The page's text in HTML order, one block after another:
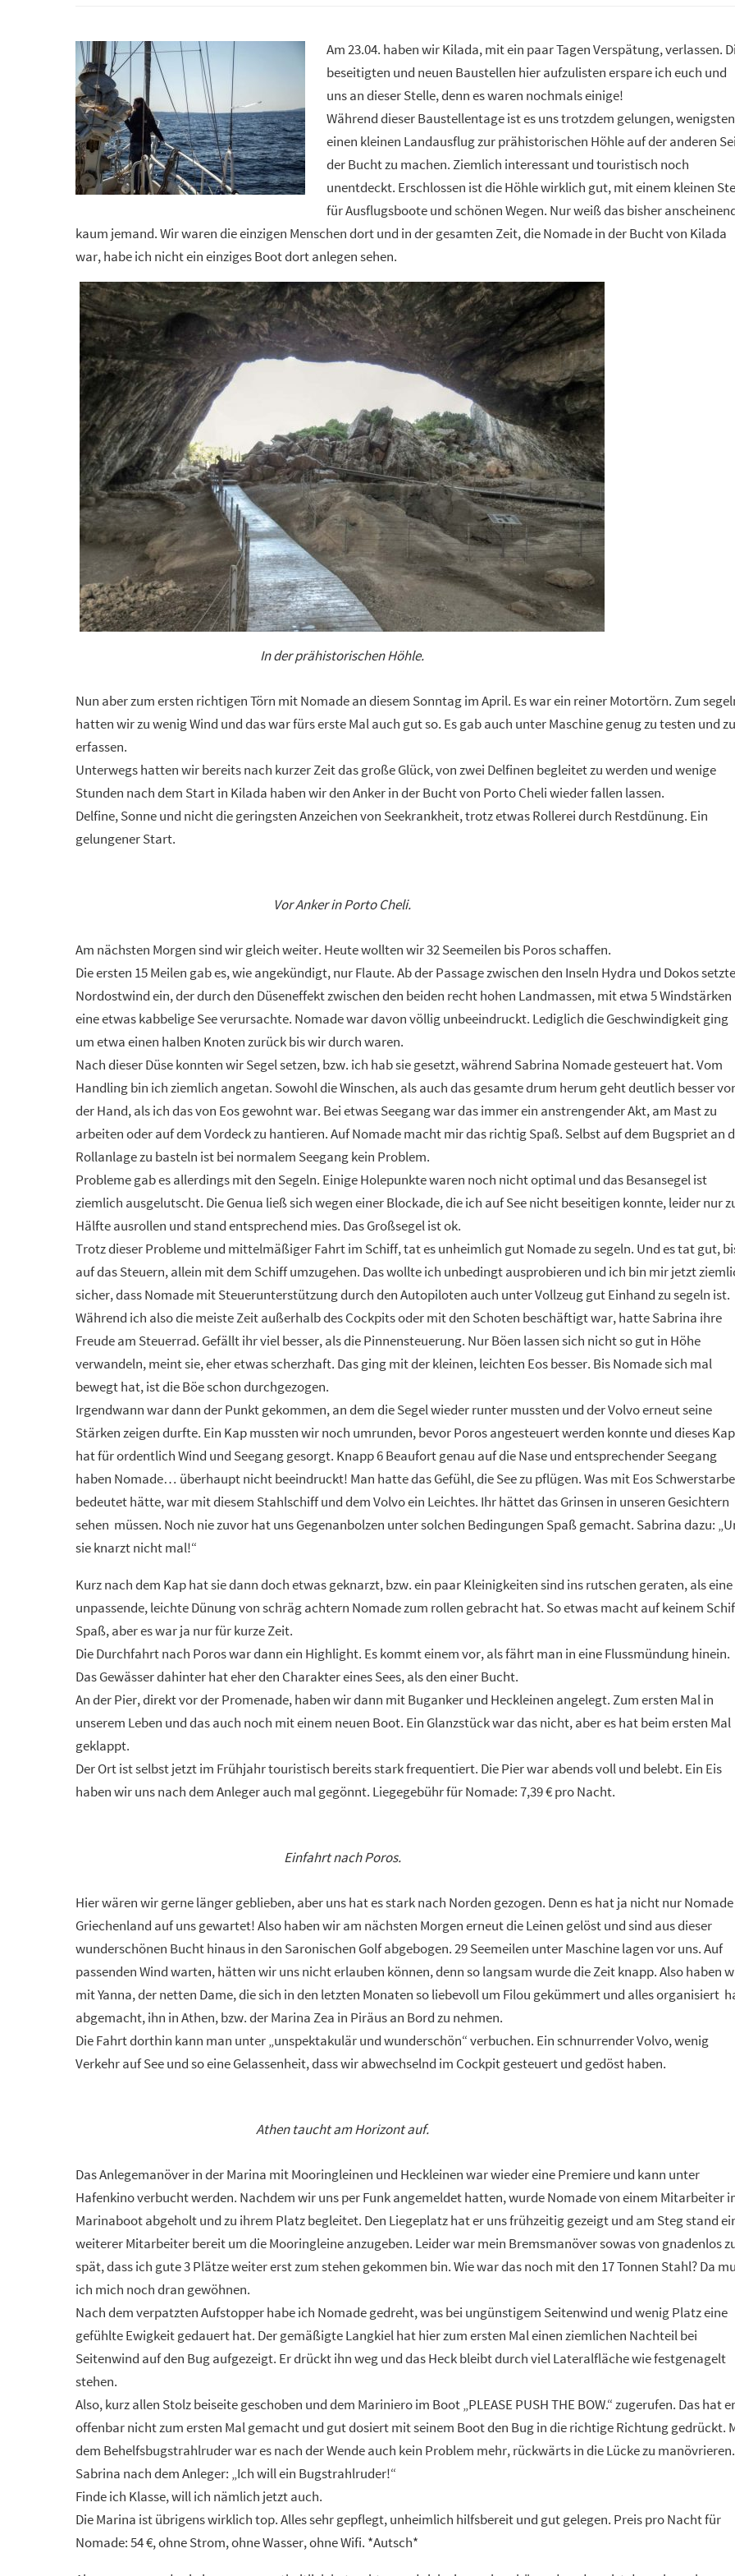
Am 23.04. haben wir Kilada, mit ein paar Tagen Verspätung, verlassen.
beseitigten und neuen Baustellen hier aufzulisten erspare ich euch und
uns an dieser Stelle, denn es waren nochmals einige!
Während dieser Baustellentage ist es uns trotzdem gelungen,
einen kleinen Landausflug zur prähistorischen Höhle auf der anderen
der Bucht zu machen. Ziemlich interessant und touristisch noch
unentdeckt. Erschlossen ist die Höhle wirklich gut, mit einem kleinen
für Ausflugsboote und schönen Wegen. Nur weiß das bisher
kaum jemand. Wir waren die einzigen Menschen dort und in der gesamten Zeit, die Nomade in der Bucht von Kilada
war, habe ich nicht ein einziges Boot dort anlegen sehen.
In der prähistorischen Höhle.
Nun aber zum ersten richtigen Törn mit Nomade an diesem Sonntag im April. Es war ein reiner Motortörn. Zum
hatten wir zu wenig Wind und das war fürs erste Mal auch gut so. Es gab auch unter Maschine genug zu testen und zu
erfassen.
Unterwegs hatten wir bereits nach kurzer Zeit das große Glück, von zwei Delfinen begleitet zu werden und wenige
Stunden nach dem Start in Kilada haben wir den Anker in der Bucht von Porto Cheli wieder fallen lassen.
Delfine, Sonne und nicht die geringsten Anzeichen von Seekrankheit, trotz etwas Rollerei durch Restdünung. Ein
gelungener Start.
Vor Anker in Porto Cheli.
Am nächsten Morgen sind wir gleich weiter. Heute wollten wir 32 Seemeilen bis Poros schaffen.
Die ersten 15 Meilen gab es, wie angekündigt, nur Flaute. Ab der Passage zwischen den Inseln Hydra und Dokos setzte
Nordostwind ein, der durch den Düseneffekt zwischen den beiden recht hohen Landmassen, mit etwa 5 Windstärken
eine etwas kabbelige See verursachte. Nomade war davon völlig unbeeindruckt. Lediglich die Geschwindigkeit ging
um etwa einen halben Knoten zurück bis wir durch waren.
Nach dieser Düse konnten wir Segel setzen, bzw. ich hab sie gesetzt, während Sabrina Nomade gesteuert hat. Vom
Handling bin ich ziemlich angetan. Sowohl die Winschen, als auch das gesamte drum herum geht deutlich besser
der Hand, als ich das von Eos gewohnt war. Bei etwas Seegang war das immer ein anstrengender Akt, am Mast zu
arbeiten oder auf dem Vordeck zu hantieren. Auf Nomade macht mir das richtig Spaß. Selbst auf dem Bugspriet an
Rollanlage zu basteln ist bei normalem Seegang kein Problem.
Probleme gab es allerdings mit den Segeln. Einige Holepunkte waren noch nicht optimal und das Besansegel ist
ziemlich ausgelutscht. Die Genua ließ sich wegen einer Blockade, die ich auf See nicht beseitigen konnte, leider nur
Hälfte ausrollen und stand entsprechend mies. Das Großsegel ist ok.
Trotz dieser Probleme und mittelmäßiger Fahrt im Schiff, tat es unheimlich gut Nomade zu segeln. Und es tat gut,
auf das Steuern, allein mit dem Schiff umzugehen. Das wollte ich unbedingt ausprobieren und ich bin mir jetzt
sicher, dass Nomade mit Steuerunterstützung durch den Autopiloten auch unter Vollzeug gut Einhand zu segeln ist.
Während ich also die meiste Zeit außerhalb des Cockpits oder mit den Schoten beschäftigt war, hatte Sabrina ihre
Freude am Steuerrad. Gefällt ihr viel besser, als die Pinnensteuerung. Nur Böen lassen sich nicht so gut in Höhe
verwandeln, meint sie, eher etwas scherzhaft. Das ging mit der kleinen, leichten Eos besser. Bis Nomade sich mal
bewegt hat, ist die Böe schon durchgezogen.
Irgendwann war dann der Punkt gekommen, an dem die Segel wieder runter mussten und der Volvo erneut seine
Stärken zeigen durfte. Ein Kap mussten wir noch umrunden, bevor Poros angesteuert werden konnte und dieses Kap
hat für ordentlich Wind und Seegang gesorgt. Knapp 6 Beaufort genau auf die Nase und entsprechender Seegang
haben Nomade… überhaupt nicht beeindruckt! Man hatte das Gefühl, die See zu pflügen. Was mit Eos
bedeutet hätte, war mit diesem Stahlschiff und dem Volvo ein Leichtes. Ihr hättet das Grinsen in unseren Gesichtern
sehen müssen. Noch nie zuvor hat uns Gegenanbolzen unter solchen Bedingungen Spaß gemacht. Sabrina dazu:
sie knarzt nicht mal!“
Kurz nach dem Kap hat sie dann doch etwas geknarzt, bzw. ein paar Kleinigkeiten sind ins rutschen geraten, als eine
unpassende, leichte Dünung von schräg achtern Nomade zum rollen gebracht hat. So etwas macht auf keinem
Spaß, aber es war ja nur für kurze Zeit.
Die Durchfahrt nach Poros war dann ein Highlight. Es kommt einem vor, als fährt man in eine Flussmündung hinein.
Das Gewässer dahinter hat eher den Charakter eines Sees, als den einer Bucht.
An der Pier, direkt vor der Promenade, haben wir dann mit Buganker und Heckleinen angelegt. Zum ersten Mal in
unserem Leben und das auch noch mit einem neuen Boot. Ein Glanzstück war das nicht, aber es hat beim ersten Mal
geklappt.
Der Ort ist selbst jetzt im Frühjahr touristisch bereits stark frequentiert. Die Pier war abends voll und belebt. Ein Eis
haben wir uns nach dem Anleger auch mal gegönnt. Liegegebühr für Nomade: 7,39 € pro Nacht.
Einfahrt nach Poros.
Hier wären wir gerne länger geblieben, aber uns hat es stark nach Norden gezogen. Denn es hat ja nicht nur
Griechenland auf uns gewartet! Also haben wir am nächsten Morgen erneut die Leinen gelöst und sind aus dieser
wunderschönen Bucht hinaus in den Saronischen Golf abgebogen. 29 Seemeilen unter Maschine lagen vor uns. Auf
passenden Wind warten, hätten wir uns nicht erlauben können, denn so langsam wurde die Zeit knapp. Also haben
mit Yanna, der netten Dame, die sich in den letzten Monaten so liebevoll um Filou gekümmert und alles organisiert
abgemacht, ihn in Athen, bzw. der Marina Zea in Piräus an Bord zu nehmen.
Die Fahrt dorthin kann man unter „unspektakulär und wunderschön“ verbuchen. Ein schnurrender Volvo, wenig
Verkehr auf See und so eine Gelassenheit, dass wir abwechselnd im Cockpit gesteuert und gedöst haben.
Athen taucht am Horizont auf.
Das Anlegemanöver in der Marina mit Mooringleinen und Heckleinen war wieder eine Premiere und kann unter
Hafenkino verbucht werden. Nachdem wir uns per Funk angemeldet hatten, wurde Nomade von einem Mitarbeiter
Marinaboot abgeholt und zu ihrem Platz begleitet. Den Liegeplatz hat er uns frühzeitig gezeigt und am Steg stand
weiterer Mitarbeiter bereit um die Mooringleine anzugeben. Leider war mein Bremsmanöver sowas von gnadenlos
spät, dass ich gute 3 Plätze weiter erst zum stehen gekommen bin. Wie war das noch mit den 17 Tonnen Stahl? Da
ich mich noch dran gewöhnen.
Nach dem verpatzten Aufstopper habe ich Nomade gedreht, was bei ungünstigem Seitenwind und wenig Platz eine
gefühlte Ewigkeit gedauert hat. Der gemäßigte Langkiel hat hier zum ersten Mal einen ziemlichen Nachteil bei
Seitenwind auf den Bug aufgezeigt. Er drückt ihn weg und das Heck bleibt durch viel Lateralfläche wie festgenagelt
stehen.
Also, kurz allen Stolz beiseite geschoben und dem Mariniero im Boot „PLEASE PUSH THE BOW.“ zugerufen. Das hat er
offenbar nicht zum ersten Mal gemacht und gut dosiert mit seinem Boot den Bug in die richtige Richtung gedrückt.
dem Behelfsbugstrahlruder war es nach der Wende auch kein Problem mehr, rückwärts in die Lücke zu manövrieren.
Sabrina nach dem Anleger: „Ich will ein Bugstrahlruder!“
Finde ich Klasse, will ich nämlich jetzt auch.
Die Marina ist übrigens wirklich top. Alles sehr gepflegt, unheimlich hilfsbereit und gut gelegen. Preis pro Nacht für
Nomade: 54 €, ohne Strom, ohne Wasser, ohne Wifi. *Autsch*